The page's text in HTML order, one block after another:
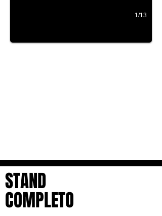
1/13
STAND
COMPLETO